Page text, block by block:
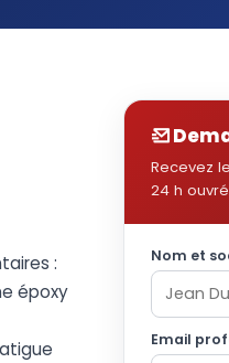
:
époxy
Recevez
24 h
Nom et
Email